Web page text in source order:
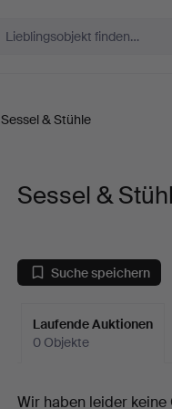
Sessel & Stühle
Sessel &
Suche speichern
Laufende Auktionen
0 Objekte
Laufende
Wir haben leider